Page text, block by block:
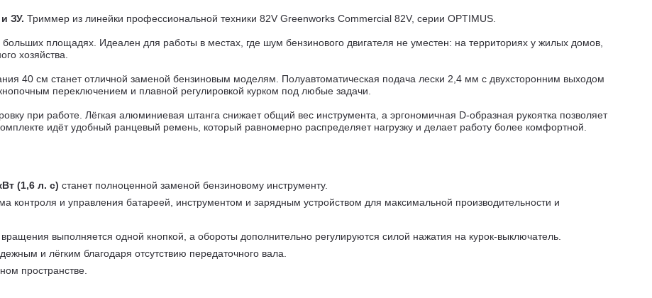
ЗУ. Триммер из линейки профессиональной техники 82V Greenworks Commercial 82V, серии OPTIMUS.
площадях. Идеален для работы в местах, где шум бензинового двигателя не уместен: на территориях у жилых домов,
хозяйства.
40 см станет отличной заменой бензиновым моделям. Полуавтоматическая подача лески 2,4 мм с двухсторонним выходом
переключением и плавной регулировкой курком под любые задачи.
при работе. Лёгкая алюминиевая штанга снижает общий вес инструмента, а эргономичная D-образная рукоятка позволяет
идёт удобный ранцевый ремень, который равномерно распределяет нагрузку и делает работу более комфортной.
(1,6 л. с) станет полноценной заменой бензиновому инструменту.
контроля и управления батареей, инструментом и зарядным устройством для максимальной производительности и
выполняется одной кнопкой, а обороты дополнительно регулируются силой нажатия на курок-выключатель.
и лёгким благодаря отсутствию передаточного вала.
пространстве.